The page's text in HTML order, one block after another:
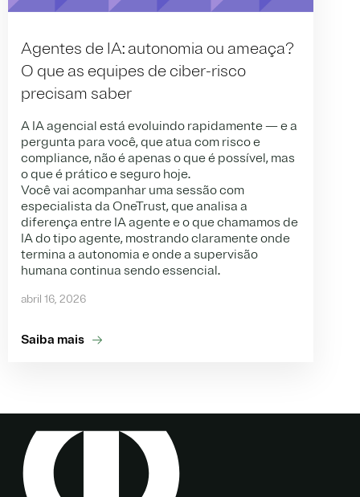
Agentes de IA: autonomia ou ameaça?
O que as equipes de ciber-risco
precisam saber
A IA agencial está evoluindo rapidamente — e a
pergunta para você, que atua com risco e
compliance, não é apenas o que é possível, mas
o que é prático e seguro hoje.
Você vai acompanhar uma sessão com
especialista da OneTrust, que analisa a
diferença entre IA agente e o que chamamos de
IA do tipo agente, mostrando claramente onde
termina a autonomia e onde a supervisão
humana continua sendo essencial.
abril 16, 2026
Saiba mais